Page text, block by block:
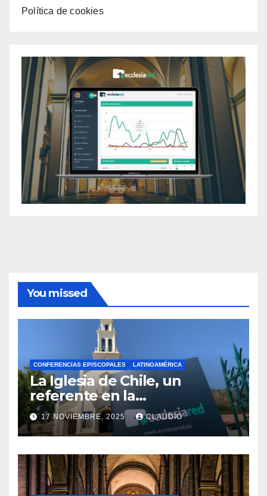
Política de cookies
You missed
CONFERENCIAS EPISCOPALES LATINOAMÉRICA
La Iglesia de Chile, un
referente en la
transformación digital
gracias a Ecclesiared
17 NOVIEMBRE, 2025 CLAUDIO
N
O
H
A